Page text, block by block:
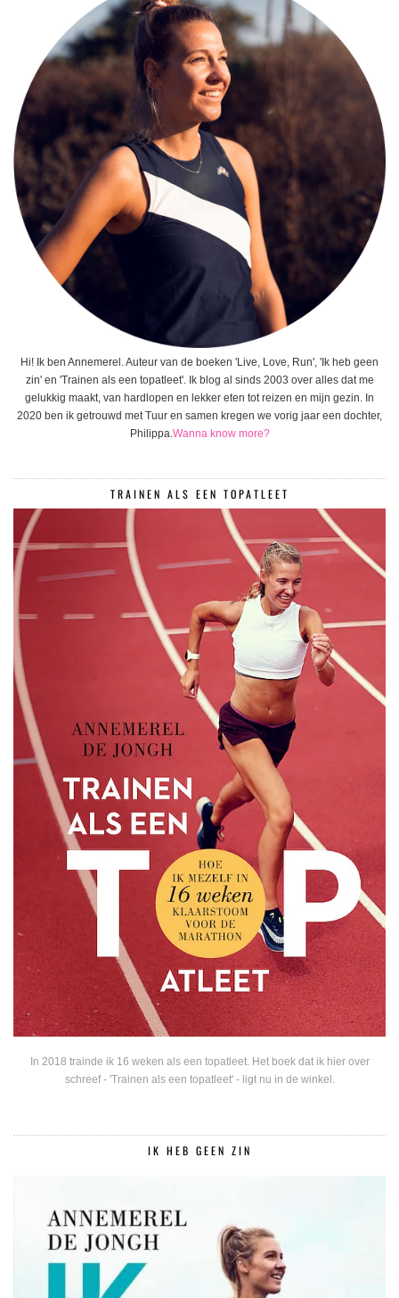
Hi! Ik ben Annemerel. Auteur van de boeken 'Live, Love, Run', 'Ik heb geen
zin' en 'Trainen als een topatleet'. Ik blog al sinds 2003 over alles dat me
gelukkig maakt, van hardlopen en lekker eten tot reizen en mijn gezin. In
2020 ben ik getrouwd met Tuur en samen kregen we vorig jaar een dochter,
Philippa.Wanna know more?
TRAINEN ALS EEN TOPATLEET
In 2018 trainde ik 16 weken als een topatleet. Het boek dat ik hier over
schreef - 'Trainen als een topatleet' - ligt nu in de winkel.
IK HEB GEEN ZIN